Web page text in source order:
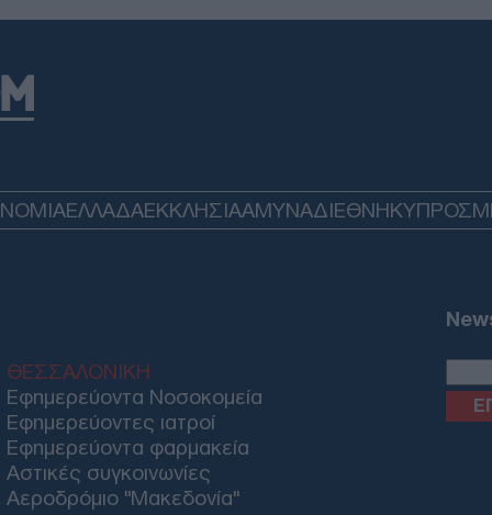
Οι
ΕΛΛΑΔΑΕΚΚΛΗΣΙΑΑΜΥΝΑΔΙΕΘΝΗΚΥΠΡΟΣ
ΘΕΣΣΑΛΟΝΙΚΗ
Εφημερεύοντα Νοσοκομεία
Εφημερεύοντες ιατροί
Εφημερεύοντα φαρμακεία
Αστικές συγκοινωνίες
Αεροδρόμιο "Μακεδονία"